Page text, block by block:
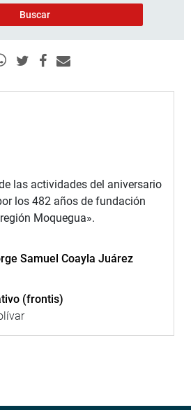
las actividades del aniversario
los 482 años de fundación
Moquegua».
Samuel Coayla Juárez
(frontis)